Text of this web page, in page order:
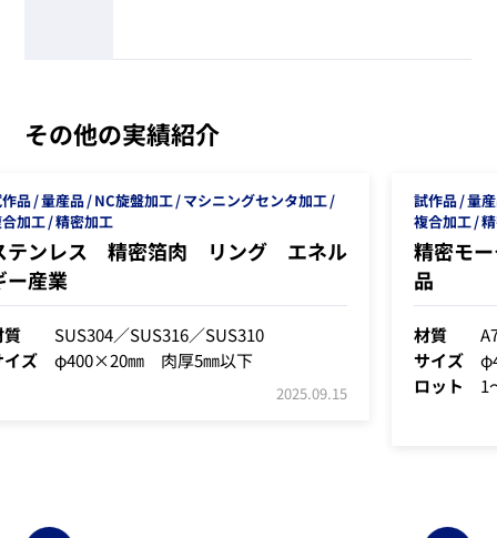
その他の実績紹介
試作品 量産品 NC旋盤加工 マシニングセンタ加工
複合加工
精密モーター ケーシング 回転機械部
材質
A7075
サイズ
φ400×150mm